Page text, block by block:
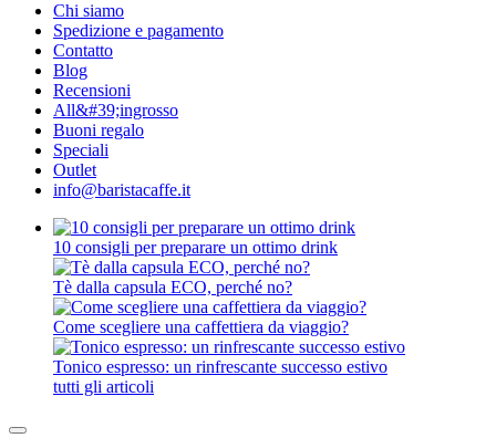
Chi siamo
Spedizione e pagamento
Contatto
Blog
Recensioni
All&#39;ingrosso
Buoni regalo
Speciali
Outlet
info@baristacaffe.it
10 consigli per preparare un ottimo drink
Tè dalla capsula ECO, perché no?
Come scegliere una caffettiera da viaggio?
Tonico espresso: un rinfrescante successo estivo
tutti gli articoli